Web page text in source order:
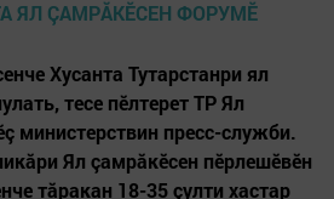
Хусанта Тутарстанри ял
тесе пӗлтерет ТР Ял
министерствин пресс-служби.
Ял çамрăкӗсен пӗрлешӗвӗн
тăракан 18-35 çулти хастар